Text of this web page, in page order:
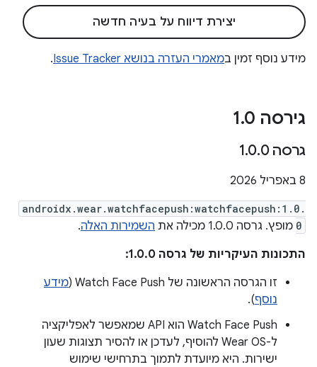
יצירת דיווח על בעיה חדשה
מידע נוסף זמין במאמרי העזרה בנושא Issue Tracker .
גירסה 1 .0
גרסה 1 .0.0
‫8 באפריל 2026
androidx.wear.watchfacepush:watchfacepush:1.0.
0 מופץ. גרסה 1.0.0 מכילה את השמירות האלה.
התכונות העיקריות של גרסה 1.0.0:
זו הגרסה הראשונה של Watch Face Push (
מידע
נוסף).
‫Watch Face Push הוא API שמאפשר לאפליקציה
ל-Wear OS להוסיף, לעדכן או להסיר תצוגות שעון
ישירות. היא מיועדת לתמוך בתרחישי שימוש